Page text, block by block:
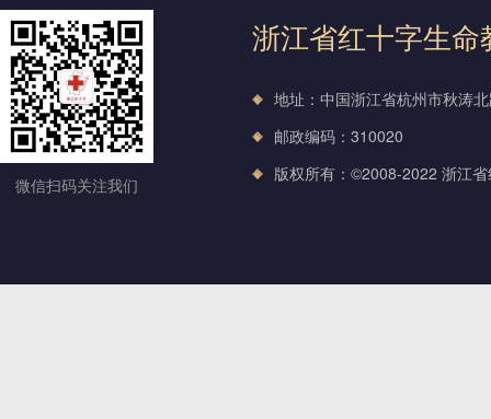
微信扫码关注我们
浙江省红十字生命
地址：中国浙江省杭州市秋涛
邮政编码：310020
版权所有：©2008-2022 浙江